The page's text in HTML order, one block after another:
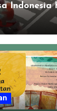
Indonesia